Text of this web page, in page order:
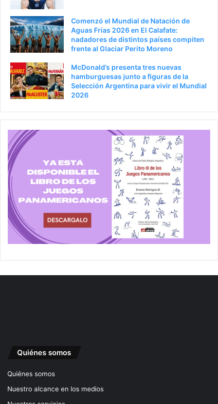
Comenzó el Mundial de Natación de
Aguas Frías 2026 en El Calafate:
nadadores de distintos países compiten
frente al Glaciar Perito Moreno
McDonald’s presenta tres nuevas
hamburguesas junto a figuras de la
Selección Argentina para vivir el Mundial
2026
Quiénes somos
Quiénes somos
Nuestro alcance en los medios